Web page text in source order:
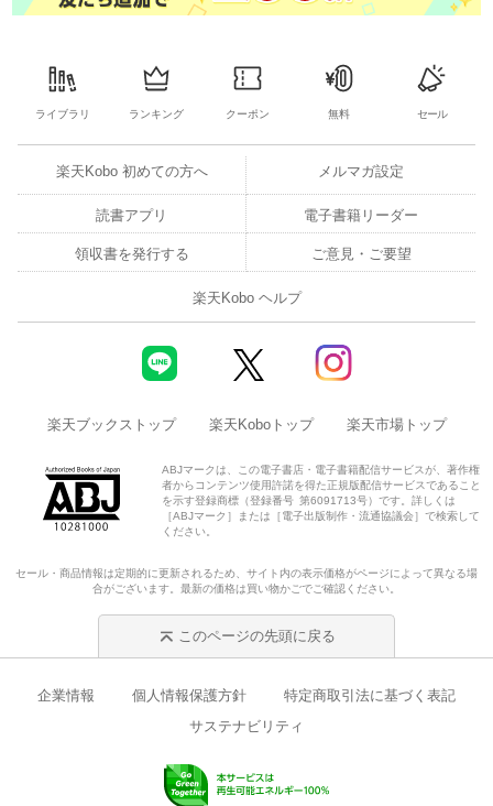
ライブラリ ランキング クーポン 無料 セール
楽天Kobo 初めての方へ メルマガ設定
読書アプリ 電子書籍リーダー
領収書を発行する ご意見・ご要望
楽天Kobo ヘルプ
楽天ブックストップ 楽天Koboトップ 楽天市場トップ
ABJマークは、この電子書店・電子書籍配信サービスが、著作権
者からコンテンツ使用許諾を得た正規版配信サービスであること
を示す登録商標（登録番号 第6091713号）です。詳しくは
［ABJマーク］または［電子出版制作・流通協議会］で検索して
ください。
セール・商品情報は定期的に更新されるため、サイト内の表示価格がページによって異なる場
合がございます。最新の価格は買い物かごでご確認ください。
このページの先頭に戻る
企業情報 個人情報保護方針
特定商取引法に基づく表記
サステナビリティ